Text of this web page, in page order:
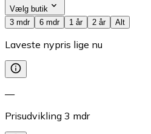
Vælg butik
3 mdr
6 mdr 1 år 2 år Alt
Laveste nypris lige nu
—
Prisudvikling 3 mdr